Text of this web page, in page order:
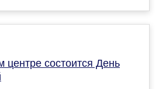
центре состоится День